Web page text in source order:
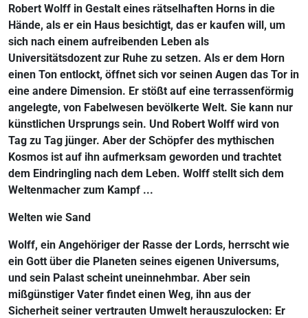
Robert Wolff in Gestalt eines rätselhaften Horns in die
Hände, als er ein Haus besichtigt, das er kaufen will, um
sich nach einem aufreibenden Leben als
Universitätsdozent zur Ruhe zu setzen. Als er dem Horn
einen Ton entlockt, öffnet sich vor seinen Augen das Tor in
eine andere Dimension. Er stößt auf eine terrassenförmig
angelegte, von Fabelwesen bevölkerte Welt. Sie kann nur
künstlichen Ursprungs sein. Und Robert Wolff wird von
Tag zu Tag jünger. Aber der Schöpfer des mythischen
Kosmos ist auf ihn aufmerksam geworden und trachtet
dem Eindringling nach dem Leben. Wolff stellt sich dem
Weltenmacher zum Kampf ...
Welten wie Sand
Wolff, ein Angehöriger der Rasse der Lords, herrscht wie
ein Gott über die Planeten seines eigenen Universums,
und sein Palast scheint uneinnehmbar. Aber sein
mißgünstiger Vater findet einen Weg, ihn aus der
Sicherheit seiner vertrauten Umwelt herauszulocken: Er